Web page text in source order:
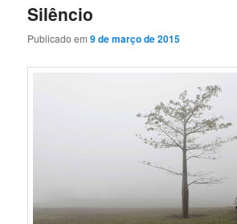
Silêncio
Publicado em9 de março de 2015